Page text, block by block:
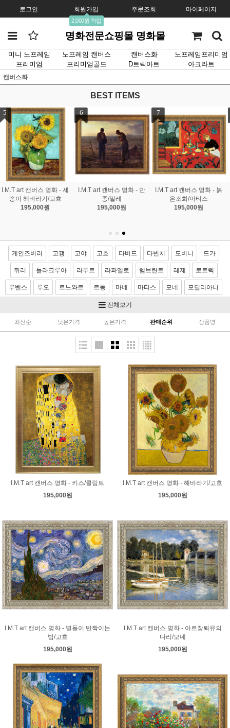
로그인 회원가입
2,000원 적립
주문조회 마이페이지
명화전문쇼핑몰 명화몰
미니 노프레임 노프레임 캔버스 캔버스화
노프레임프리미엄
프리미엄
프리미엄골드 D트릭아트 아크라트
캔버스화
BEST ITEMS
I.M.T art 캔버스 명화 - 붉
은조화/마티스
195,000원
I.M.T art 캔버스 명화 - 스
프링부케/르느와르
195,000원
9
I.M.T art 캔버스 명화 - 화
가의 정원/모네
195,000원
게인즈버러 고갱 고야 고흐 다비드 다빈치 도비니 드가
뒤러 들라크루아 라투르 라파엘로 렘브란트 레제 로트렉
루벤스 루오 르느와르 르동 마네 마티스 모네 모딜리아니
미켈란젤로
벨라스케스 보티첼리 부셰 브론치노 브뢰겔 사전트
소로야 쇠라 스텁스 시냑
에곤쉴레 엘그레코 와토
카날레토 카라바죠 카바넬 카사트 카유보트 칸딘스키
컨스터블 코로 코트 클레 클림트 터너 티쏘
티치아노 팡탱 라투르 푸생 프라고나르 프리드리히 피사로
하예츠 호머 호베마 기타 화가 이요한성화
전체보기
최신순 낮은가격 높은가격 판매순위 상품명
I.M.T art 캔버스 명화 - 키스/클림트
195,000원
I.M.T art 캔버스 명화 - 해바라기/고흐
195,000원
I.M.T art 캔버스 명화 - 별들이 반짝이는
밤/고흐
195,000원
I.M.T art 캔버스 명화 - 아르장퇴유의
다리/모네
195,000원